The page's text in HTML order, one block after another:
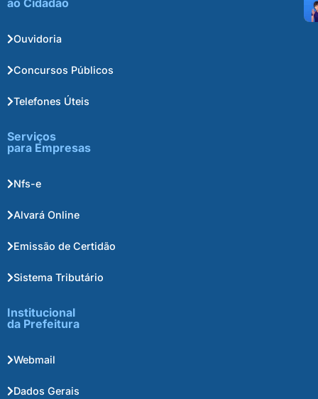
Ouvidoria
Concursos Públicos
Telefones Úteis
Serviços
para Empresas
Nfs-e
Alvará Online
Emissão de Certidão
Sistema Tributário
Institucional
da Prefeitura
Webmail
Dados Gerais